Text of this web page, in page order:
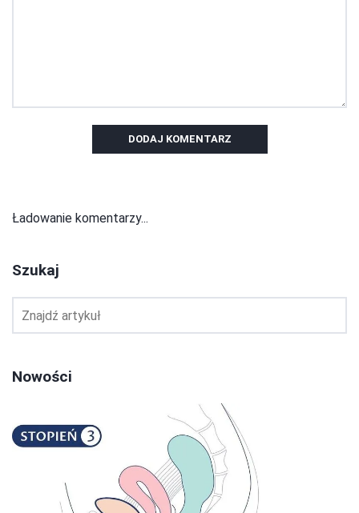
DODAJ KOMENTARZ
Ładowanie komentarzy...
Szukaj
Nowości